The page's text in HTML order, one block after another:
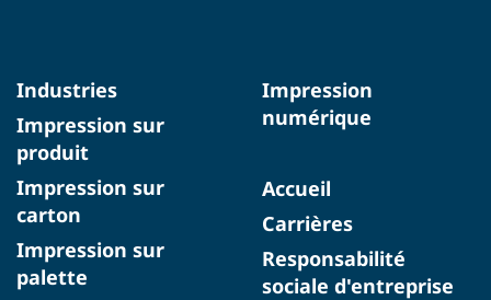
Industries
Impression sur
produit
Impression sur
carton
Impression sur
palette
Impression
numérique
Accueil
Carrières
Responsabilité
sociale d'entreprise